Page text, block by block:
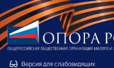
Версия для слабовидящих